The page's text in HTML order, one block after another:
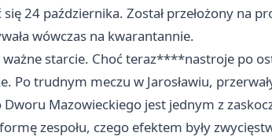
24 października. Został przełożony na
wówczas na kwarantannie.
starcie. Choć teraz****nastroje po
Po trudnym meczu w Jarosławiu,
Mazowieckiego jest jednym z
zespołu, czego efektem były